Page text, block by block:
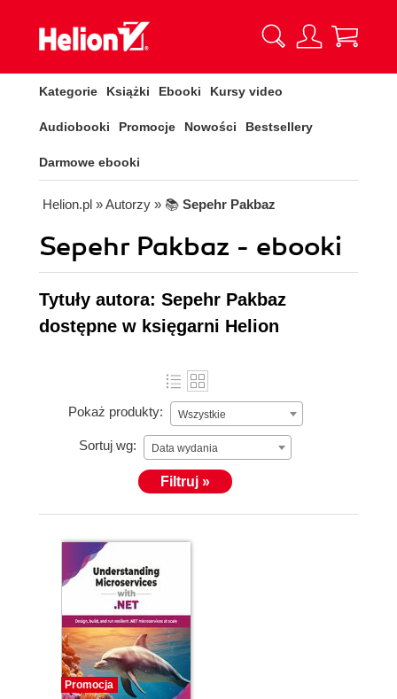
Kategorie Książki Ebooki Kursy video
Audiobooki Promocje Nowości Bestsellery
Darmowe ebooki
Helion.pl » Autorzy » 📚 Sepehr Pakbaz
Sepehr Pakbaz - ebooki
Tytuły autora: Sepehr Pakbaz
dostępne w księgarni Helion
Pokaż produkty: Wszystkie
Sortuj wg: Data wydania
Filtruj »
Promocja